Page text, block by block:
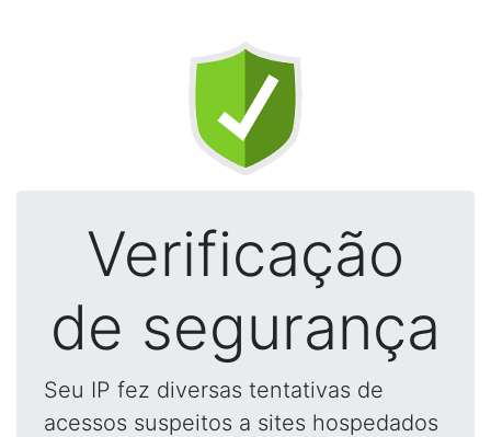
Verificação
de segurança
Seu IP fez diversas tentativas de
acessos suspeitos a sites hospedados